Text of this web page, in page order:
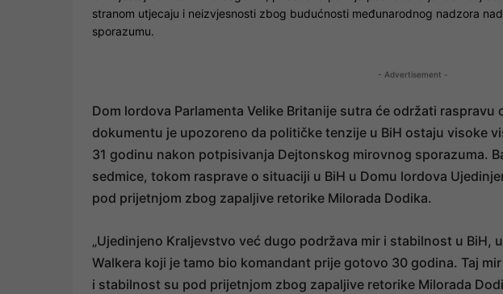
stranom utjecaju i neizvjesnosti zbog budućnosti međunarodnog nadzora
sporazumu.
- Advertisement -
Dom lordova Parlamenta Velike Britanije sutra će održati raspravu
dokumentu je upozoreno da političke tenzije u BiH ostaju visoke
31 godinu nakon potpisivanja Dejtonskog mirovnog sporazuma.
sedmice, tokom rasprave o situaciji u BiH u Domu lordova
pod prijetnjom zbog zapaljive retorike Milorada Dodika.
„Ujedinjeno Kraljevstvo već dugo podržava mir i stabilnost u BiH,
Walkera koji je tamo bio komandant prije gotovo 30 godina. Taj
i stabilnost su pod prijetnjom zbog zapaljive retorike Milorada